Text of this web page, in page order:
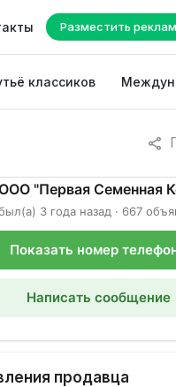
Разместить
классиков
ООО "Первая Семенная
3 года назад · 667
Показать номер
Написать сообщение
продавца